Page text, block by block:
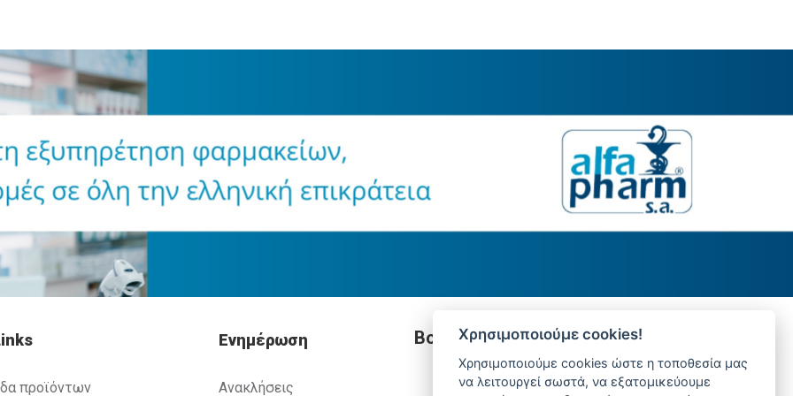
προϊόντων
Ενημέρωση
Ανακλήσεις
ΒοήθειαΧρησιμοποιούμε cookies!
Χρησιμοποιούμε cookies ώστε η τοποθεσία μας
να λειτουργεί σωστά, να εξατομικεύουμε